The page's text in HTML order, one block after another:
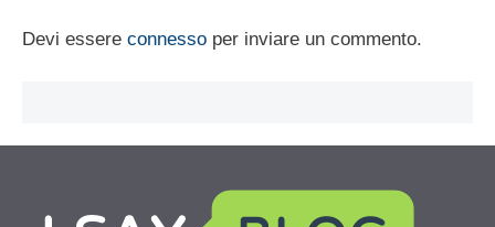
Devi essere connesso per inviare un commento.